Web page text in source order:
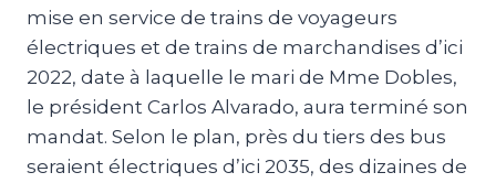
mise en service de trains de voyageurs
électriques et de trains de marchandises d’ici
2022, date à laquelle le mari de Mme Dobles,
le président Carlos Alvarado, aura terminé son
mandat. Selon le plan, près du tiers des bus
seraient électriques d’ici 2035, des dizaines de